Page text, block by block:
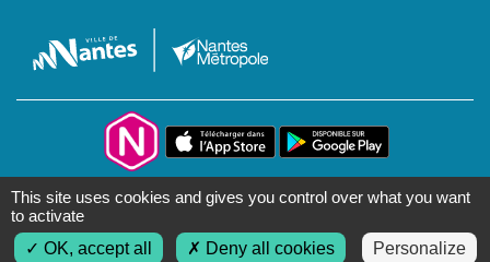
This site uses cookies and gives you control over what you want
to activate
OK, accept all
Deny all cookies Personalize
Sites des communes